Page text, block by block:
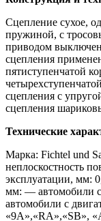
Сцепление сухое,
пружиной, с
приводом
сцепления
пятиступенчатой
сцепления с
сцепления
Технические
Марка: Fichtel und
неплоскостность
эксплуатации, мм:
мм: — автомобили
автомобили с
«9A»,«RA»,«SB»,